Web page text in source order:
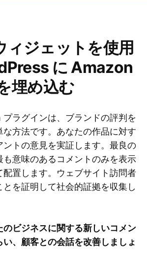
ィジェットを使用
に Amazon
埋め込む
ラグインは、ブランドの評判を
な方法です。あなたの作品に対す
ントの意見を実証します。最良の
も意味のあるコメントのみを表示
配置します。ウェブサイト訪問者
を証明して社会的証拠を収集し
のビジネスに関する新しいコメン
い、顧客との会話を改善しましょ